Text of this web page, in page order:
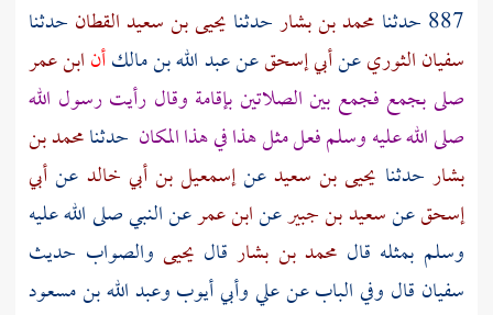
887 حدثنا
محمد بن بشارحدثنا يحيى بن سعيد القطان حدثنا
سفيان الثوريعنأبي إسحقعنعبد الله بن مالكأنابن عمر
صلىبجمع فجمع بين الصلاتين بإقامة وقال رأيت رسول الله
صلى الله عليه وسلم فعل مثل هذا في هذا المكان حدثنامحمد بن
بشار حدثنا يحيى بن سعيدعنإسمعيل بن أبي خالد عنأبي
إسحقعنسعيد بن جبيرعنابن عمرعن النبي صلى الله عليه
وسلم بمثله قال محمد بن بشار قال يحيى والصواب حديث
سفيان قال وفي الباب عن علي وأبي أيوب وعبد الله بن مسعود